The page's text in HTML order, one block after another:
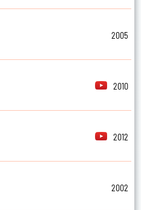
2005
2010
2012
2002